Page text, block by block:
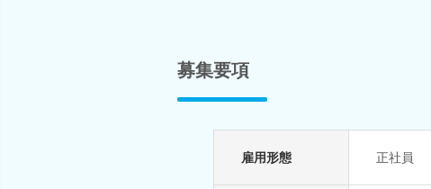
募集要項
雇用形態 正社員